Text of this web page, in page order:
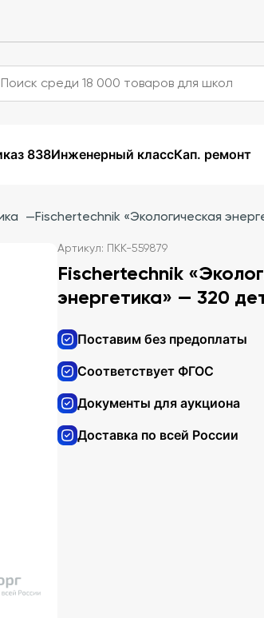
838Инженерный классКап. ремонт
—Fischertechnik «Экологическая
Артикул: ПКК-559879
Fischertechnik
энергетика» — 320
Поставим без предоплаты
Соответствует ФГОС
Документы для аукциона
Доставка по всей России